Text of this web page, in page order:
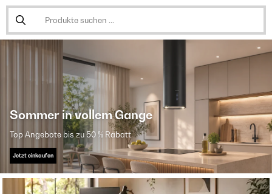
Sommer in vollem Gange
Top Angebote bis zu 50 % Rabatt
Jetzt einkaufen